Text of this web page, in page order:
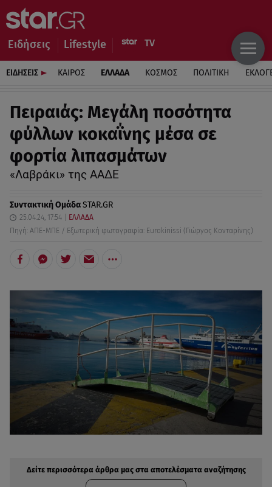
Ειδήσεις Lifestyle
ΕΙΔΗΣΕΙΣ ΚΑΙΡΟΣ ΕΛΛΑΔΑ ΚΟΣΜΟΣ ΠΟΛΙΤΙΚΗ
Πειραιάς: Μεγάλη ποσότητα
φύλλων κοκαΐνης μέσα σε
φορτία λιπασμάτων
«Λαβράκι» της ΑΑΔΕ
Συντακτική ΟμάδαSTAR.GR
25.04.24, 17:54
ΕΛΛΑΔΑ
Πηγή: ΑΠΕ-ΜΠΕ / Εξωτερική φωτογραφία: Eurokinissi (Γιώργος Κονταρίνης)
Δείτε περισσότερα άρθρα μας στα αποτελέσματα αναζήτησης